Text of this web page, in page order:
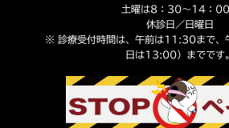
土曜は8：30～14：
休診日／日曜日
※ 診療受付時間は、午前は11:30まで
日は13:00）までです。